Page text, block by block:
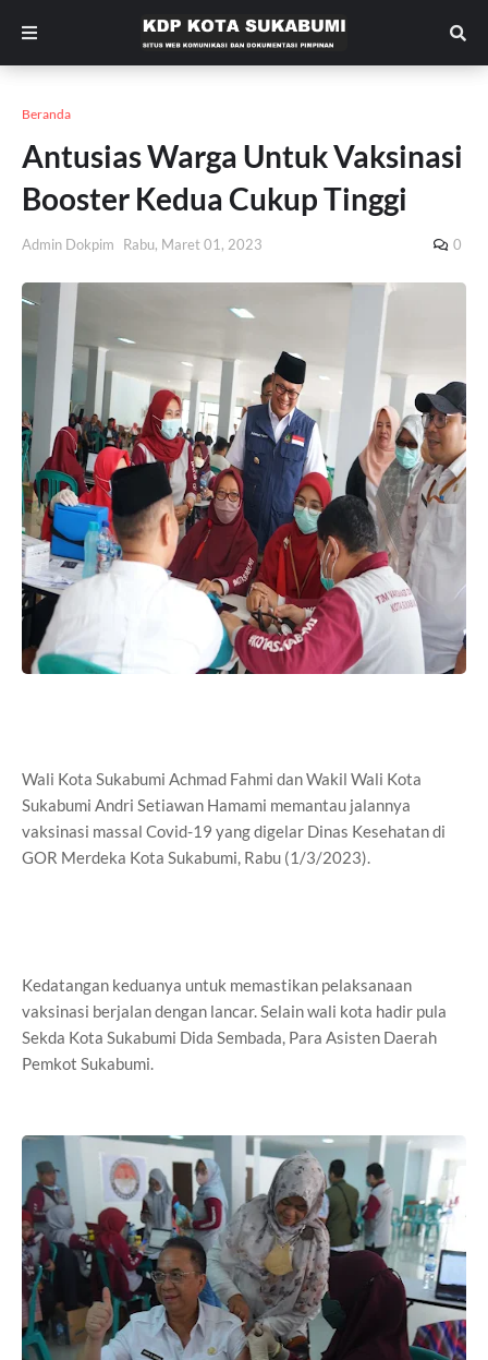
Beranda
Antusias Warga Untuk Vaksinasi
Booster Kedua Cukup Tinggi
Admin Dokpim Rabu, Maret 01, 2023 0
Wali Kota Sukabumi Achmad Fahmi dan Wakil Wali Kota
Sukabumi Andri Setiawan Hamami memantau jalannya
vaksinasi massal Covid-19 yang digelar Dinas Kesehatan di
GOR Merdeka Kota Sukabumi, Rabu (1/3/2023).
Kedatangan keduanya untuk memastikan pelaksanaan
vaksinasi berjalan dengan lancar. Selain wali kota hadir pula
Sekda Kota Sukabumi Dida Sembada, Para Asisten Daerah
Pemkot Sukabumi.